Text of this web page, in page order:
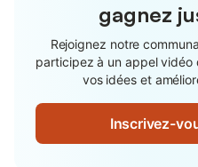
gagnez
Rejoignez notre
participez à un appel
vos idées et
Inscrivez-